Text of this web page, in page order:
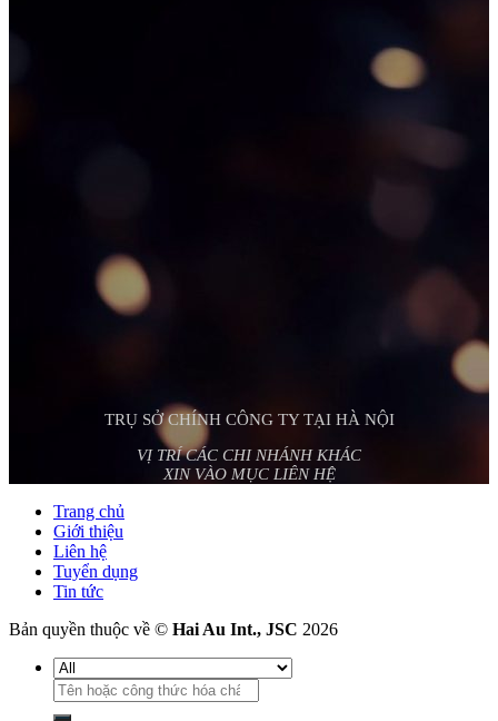
TRỤ SỞ CHÍNH CÔNG TY TẠI HÀ NỘI
VỊ TRÍ CÁC CHI NHÁNH KHÁC
XIN VÀO MỤC LIÊN HỆ
Trang chủ
Giới thiệu
Liên hệ
Tuyển dụng
Tin tức
Bản quyền thuộc về © Hai Au Int., JSC 2026
Tìm
kiếm: